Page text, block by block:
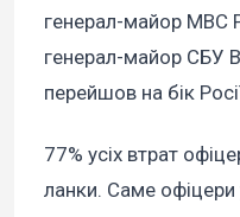
генерал-майор МВС
генерал-майор СБУ
перейшов на бік
77% усіх втрат
ланки. Саме